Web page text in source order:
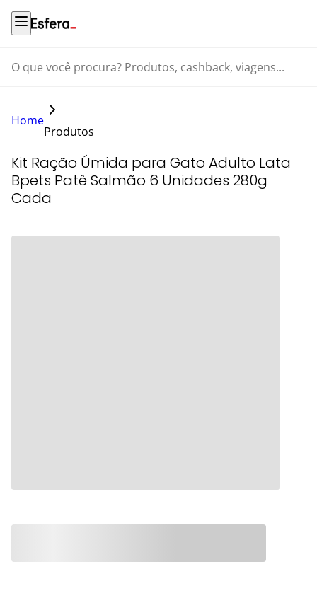
O que você procura? Produtos, cashback, viagens...
Home
Produtos
Kit Ração Úmida para Gato Adulto Lata
Bpets Patê Salmão 6 Unidades 280g
Cada